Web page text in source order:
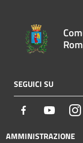
SEGUICI SU
Facebook Youtube
AMMINISTRAZIONE